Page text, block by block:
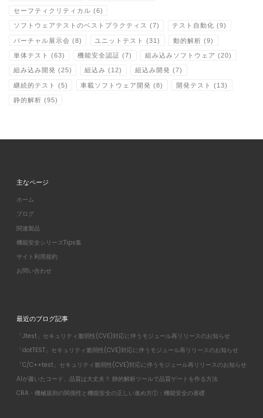
セーフティクリティカル (6)
ソフトウェアテストのベストプラクティス (7) テスト自動化 (9)
バーチャル展示会 (8) ユニットテスト (31) 動的解析 (9)
単体テスト (63) 機能安全認証 (7) 組み込みソフトウェア (20)
組み込み開発 (25) 組込み (12) 組込み開発 (7)
継続的テスト (5) 車載ソフトウェア開発 (8) 開発テスト (13)
静的解析 (95)
主なページ
ホーム
ブログ
関連製品
機能安全シリーズTips集
サイト利用規約
お問い合わせ
最近のブログ記事
「Jtest」セキュリティ脆弱性(CVE)対応に伴うモジュール再リリースのお知らせ
「dotTEST」セキュリティ脆弱性(CVE)対応に伴うモジュール再リリースのお知らせ
「C/C++test」セキュリティ脆弱性(CVE)対応に伴うモジュール再リリースのお知らせ
AIが書いたコード、品質は大丈夫？ 静的解析ツールで品質ゲートを作る方法
CRA・機械規則の関係性と機能安全の正しい進め方①：機能安全の基礎